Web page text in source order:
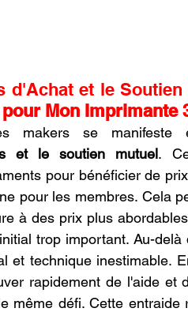
d'Achat et le
Mon Imprimante
makers se manifeste
et le soutien mutuel.
pour bénéficier de
pour les membres. Cela
à des prix plus
trop important. Au-
et technique inestimable.
rapidement de l'aide et
même défi. Cette